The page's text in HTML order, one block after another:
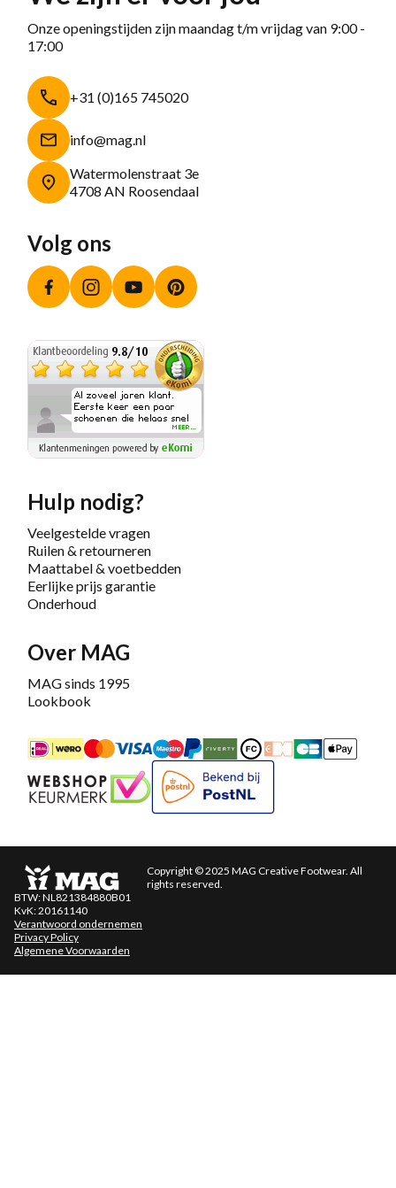
Onze openingstijden zijn maandag t/m vrijdag van 9:00 -
17:00
+31 (0)165 745020
info@mag.nl
Watermolenstraat 3e
4708 AN Roosendaal
Volg ons
FacebookInstagramYouTube
Hulp nodig?
Veelgestelde vragen
Ruilen & retourneren
Maattabel & voetbedden
Eerlijke prijs garantie
Onderhoud
Over MAG
MAG sinds 1995
Lookbook
iDEALMastercardBancontact
Maestro
PayPalRiverty/Afterpay
FashionCheque
Overboeking
CarteApple
Keurmerk
Copyright © 2025 MAG Creative Footwear. All
rights reserved.
BTW: NL821384880B01
KvK: 20161140
Verantwoord ondernemen
Privacy Policy
Algemene Voorwaarden